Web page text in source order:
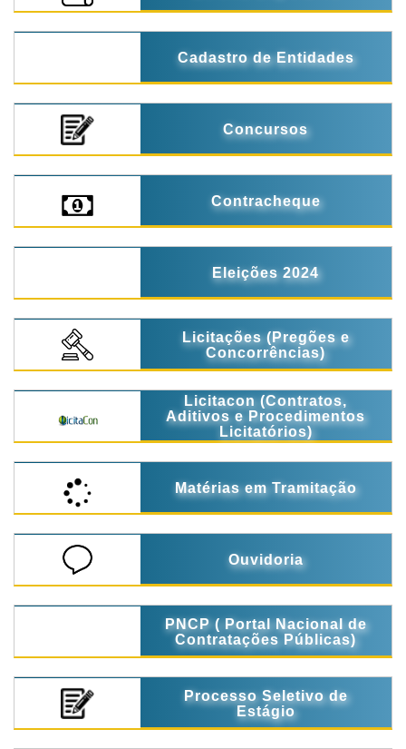
Cadastro de Entidades
Concursos
Contracheque
Eleições 2024
Licitações (Pregões e
Concorrências)
Licitacon (Contratos,
Aditivos e Procedimentos
Licitatórios)
Matérias em Tramitação
Ouvidoria
PNCP ( Portal Nacional de
Contratações Públicas)
Processo Seletivo de
Estágio